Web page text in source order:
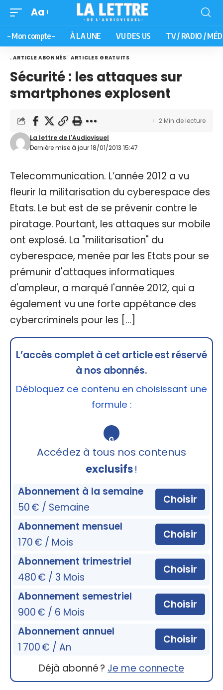
Aa
– Mon compte – À LA UNE VU DES US TV / RADIO /
. ARTICLE ABONNÉS ARTICLES GRATUITS
Sécurité : les attaques sur
smartphones explosent
Dernière mise à jour 18/01/2013 15:47
La lettre de l'Audiovisuel
2 Min de lecture
Telecommunication. L’année 2012 a vu
fleurir la militarisation du cyberespace des
Etats. Le but est de se prévenir contre le
piratage. Pourtant, les attaques sur mobile
ont explosé. La "militarisation" du
cyberespace, menée par les Etats pour se
prémunir d'attaques informatiques
d'ampleur, a marqué l'année 2012, qui a
également vu une forte appétance des
cybercriminels pour les […]
L’accès complet à cet article est réservé
à nos abonnés.
Débloquez ce contenu en choisissant une
formule :
🔒
Accédez à tous nos contenus
exclusifs!
Abonnement à la semaine
50 € / Semaine
Choisir
Abonnement mensuel
170 € / Mois
Choisir
Abonnement trimestriel
480 € / 3 Mois
Choisir
Abonnement semestriel
900 € / 6 Mois
Choisir
Abonnement annuel
1 700 € / An
Choisir
Déjà abonné ? Je me connecte